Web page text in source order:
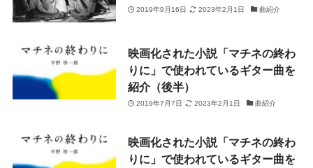
2019年9月16日 2023年2月1日 曲紹介
映画化された小説「マチネの終わ
りに」で使われているギター曲を
紹介（後半）
2019年7月7日 2023年2月1日 曲紹介
映画化された小説「マチネの終わ
りに」で使われているギター曲を